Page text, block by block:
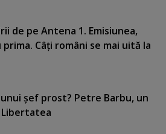
de pe Antena 1. Emisiunea,
Câţi români se mai uită la
şef prost? Petre Barbu, un